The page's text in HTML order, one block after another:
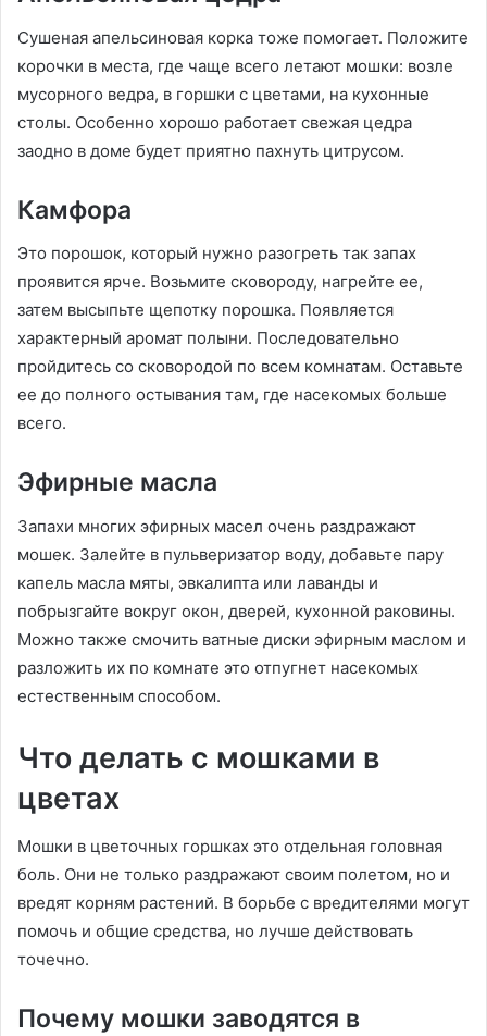
Сушеная апельсиновая корка тоже помогает. Положите
корочки в места, где чаще всего летают мошки: возле
мусорного ведра, в горшки с цветами, на кухонные
столы. Особенно хорошо работает свежая цедра
заодно в доме будет приятно пахнуть цитрусом.
Камфора
Это порошок, который нужно разогреть так запах
проявится ярче. Возьмите сковороду, нагрейте ее,
затем высыпьте щепотку порошка. Появляется
характерный аромат полыни. Последовательно
пройдитесь со сковородой по всем комнатам. Оставьте
ее до полного остывания там, где насекомых больше
всего.
Эфирные масла
Запахи многих эфирных масел очень раздражают
мошек. Залейте в пульверизатор воду, добавьте пару
капель масла мяты, эвкалипта или лаванды и
побрызгайте вокруг окон, дверей, кухонной раковины.
Можно также смочить ватные диски эфирным маслом и
разложить их по комнате это отпугнет насекомых
естественным способом.
Что делать с мошками в
цветах
Мошки в цветочных горшках это отдельная головная
боль. Они не только раздражают своим полетом, но и
вредят корням растений. В борьбе с вредителями могут
помочь и общие средства, но лучше действовать
точечно.
Почему мошки заводятся в